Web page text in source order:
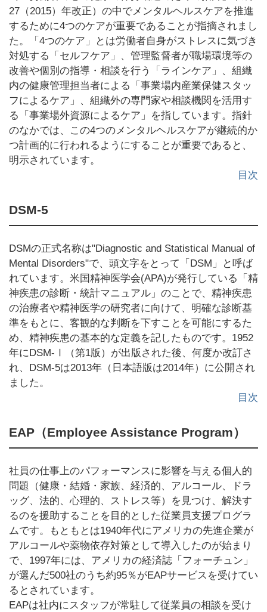
27（2015）年改正）の中でメンタルヘルスケアを推進
するために4つのケアが重要であることが指摘されまし
た。「4つのケア」とは労働者自身がストレスに気づき
対処する「セルフケア」、管理監督者が職場環境等の
改善や個別の指導・相談を行う「ラインケア」、組織
内の健康管理担当者による「事業場内産業保健スタッ
フによるケア」、組織外の専門家や相談機関を活用す
る「事業場外資源によるケア」を指しています。指針
のなかでは、この4つのメンタルヘルスケアが継続的か
つ計画的に行われるようにすることが重要であると、
明示されています。
目次
DSM-5
DSMの正式名称は"Diagnostic and Statistical Manual of
Mental Disorders"で、頭文字をとって「DSM」と呼ば
れています。米国精神医学会(APA)が発行している「精
神疾患の診断・統計マニュアル」のことで、精神疾患
の治療者や精神医学の研究者に向けて、明確な診断基
準をもとに、客観的な判断を下すことを可能にするた
め、精神疾患の基本的な定義を記したものです。1952
年にDSM-Ⅰ（第1版）が出版された後、何度か改訂さ
れ、DSM-5は2013年（日本語版は2014年）に公開され
ました。
目次
EAP（Employee Assistance Program）
社員の仕事上のパフォーマンスに影響を与える個人的
問題（健康・結婚・家族、経済的、アルコール、ドラ
ッグ、法的、心理的、ストレス等）を見つけ、解決す
るのを援助することを目的とした従業員支援プログラ
ムです。もともとは1940年代にアメリカの先進企業が
アルコールや薬物依存対策として導入したのが始まり
で、1997年には、アメリカの経済誌「フォーチュン」
が選んだ500社のうち約95％がEAPサービスを受けてい
るとされています。
EAPは社内にスタッフが常駐して従業員の相談を受け